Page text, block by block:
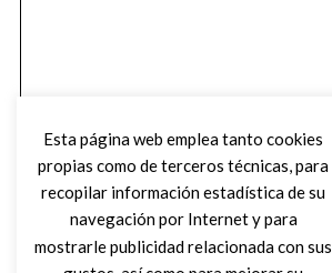
Esta página web emplea tanto cookies
propias como de terceros técnicas, para
recopilar información estadística de su
navegación por Internet y para
mostrarle publicidad relacionada con sus